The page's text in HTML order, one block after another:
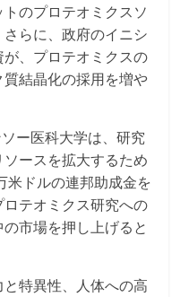
のプロテオミクスソ
らに、政府のイニシ
、プロテオミクスの
結晶化の採用を増や
ー医科大学は、研究
ースを拡大するため
米ドルの連邦助成金を
テオミクス研究への
市場を押し上げると
特異性、人体への高